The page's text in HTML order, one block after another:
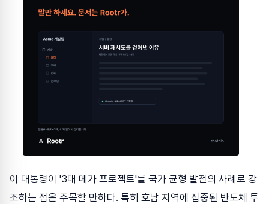
이 대통령이 '3대 메가 프로젝트'를 국가 균형 발전의 사례로 강
조하는 점은 주목할 만하다. 특히 호남 지역에 집중된 반도체 투